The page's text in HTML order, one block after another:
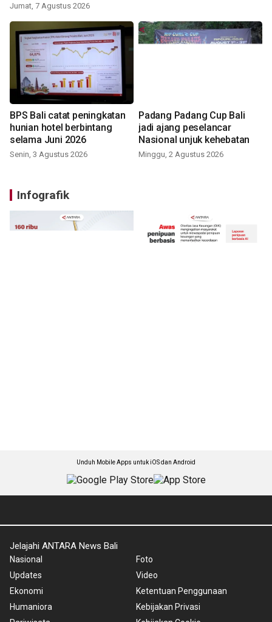
Jumat, 7 Agustus 2026
BPS Bali catat peningkatan
hunian hotel berbintang
selama Juni 2026
Senin, 3 Agustus 2026
Padang Padang Cup Bali
jadi ajang peselancar
Nasional unjuk kehebatan
Minggu, 2 Agustus 2026
Infografik
Unduh Mobile Apps untuk iOS dan Android
Jelajahi ANTARA News Bali
Nasional
Updates
Ekonomi
Humaniora
Foto
Video
Ketentuan Penggunaan
Kebijakan Privasi